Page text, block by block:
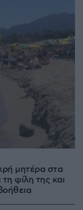
μητέρα στα
φίλη της και